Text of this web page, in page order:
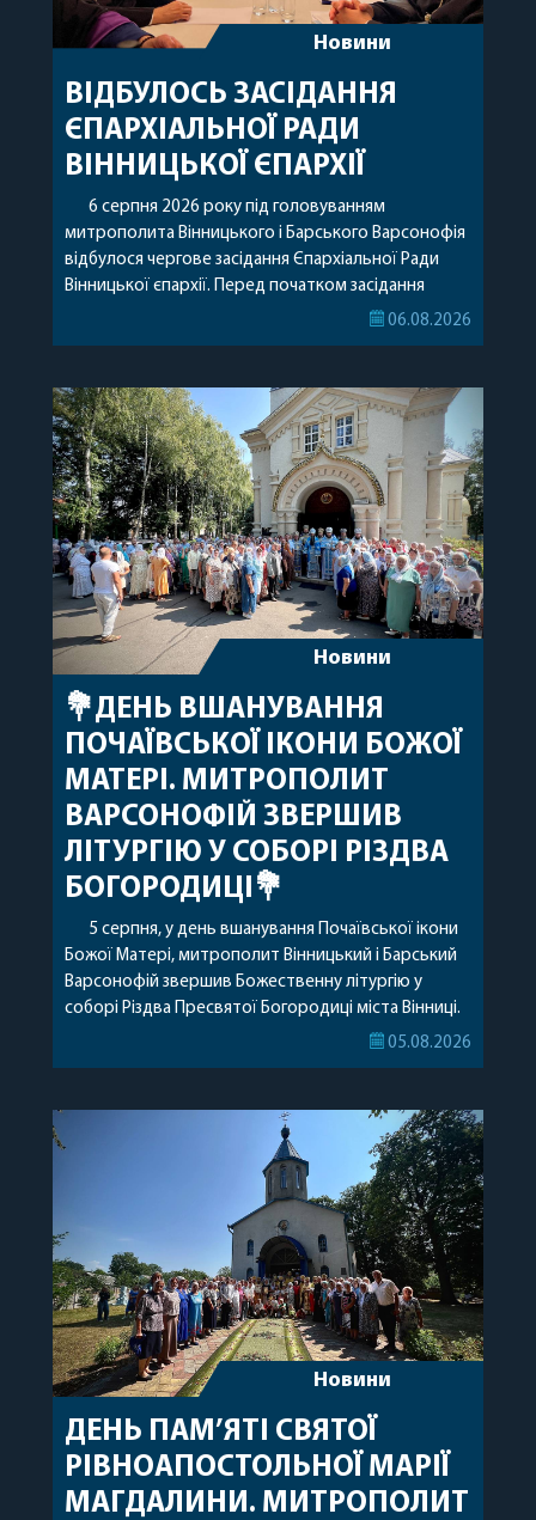
Новини
ВІДБУЛОСЬ ЗАСІДАННЯ
ЄПАРХІАЛЬНОЇ РАДИ
ВІННИЦЬКОЇ ЄПАРХІЇ
6 серпня 2026 року під головуванням
митрополита Вінницького і Барського Варсонофія
відбулося чергове засідання Єпархіальної Ради
Вінницької єпархії. Перед початком засідання
секретар Єпархіальної Ради від імені членів Ради
побажавши йому міцного здоров’я, Божої
допомоги, миру, духовної радості та
благословенних успіхів у подальшому
архіпастирському служінні. […]
06.08.2026
Новини
💐ДЕНЬ ВШАНУВАННЯ
ПОЧАЇВСЬКОЇ ІКОНИ БОЖОЇ
МАТЕРІ. МИТРОПОЛИТ
ВАРСОНОФІЙ ЗВЕРШИВ
ЛІТУРГІЮ У СОБОРІ РІЗДВА
БОГОРОДИЦІ💐
5 серпня, у день вшанування Почаївської ікони
Божої Матері, митрополит Вінницький і Барський
Варсонофій звершив Божественну літургію у
соборі Різдва Пресвятої Богородиці міста Вінниці.
Його Високопреосвященству співслужили
священному сані. Під час богослужіння підносилися
особливі молитви за мир в Україні, за воїнів, які
05.08.2026
Новини
ДЕНЬ ПАМ’ЯТІ СВЯТОЇ
РІВНОАПОСТОЛЬНОЇ МАРІЇ
МАГДАЛИНИ. МИТРОПОЛИТ